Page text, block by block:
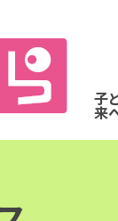
子
来